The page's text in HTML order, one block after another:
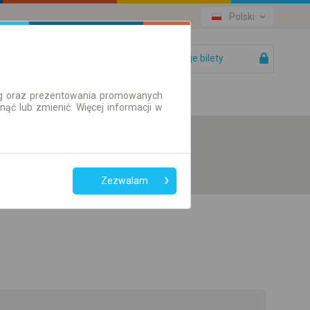
Polski
Twoje bilety
oraz prezentowania promowanych
lub zmienić. Więcej informacji w
Zezwalam